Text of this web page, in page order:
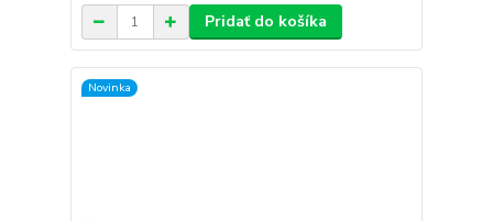
Pridať do košíka
Novinka